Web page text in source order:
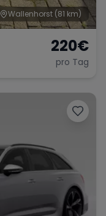
Wallenhorst (81 km)
220€
pro Tag